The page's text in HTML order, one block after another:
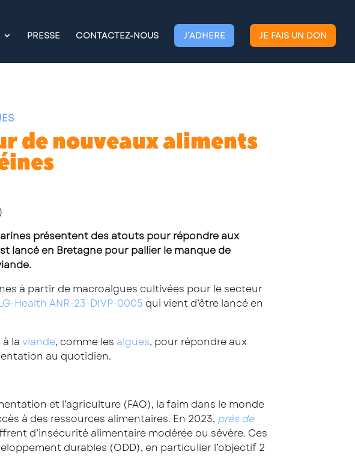
PRESSE CONTACTEZ-NOUS J’ADHERE JE FAIS UN DON
de nouveaux aliments
présentent des atouts pour répondre aux
lancé en Bretagne pour pallier le manque de
à partir de macroalgues cultivées pour le secteur
Health ANR-23-DIVP-0005 qui vient d’être lancé en
à laviande, comme les algues, pour répondre aux
au quotidien.
et l’agriculture (FAO), la faim dans le monde
à des ressources alimentaires. En 2023, près de
d’insécurité alimentaire modérée ou sévère. Ces
durables (ODD), en particulier l’objectif 2